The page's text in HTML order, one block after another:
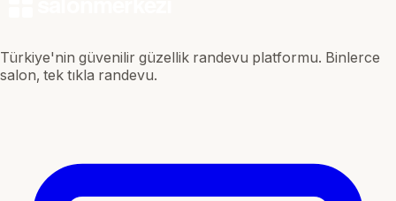
Türkiye'nin güvenilir güzellik randevu platformu. Binlerce
salon, tek tıkla randevu.